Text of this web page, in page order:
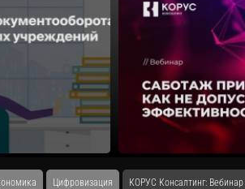
Цифровизация ​КОРУС Консалтинг: